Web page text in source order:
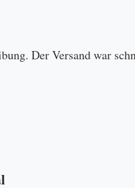
Der Versand war